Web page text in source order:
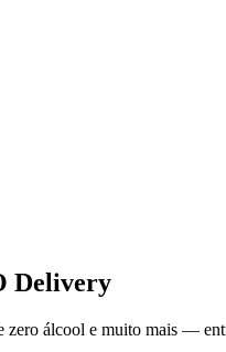
Delivery
zero álcool e muito mais —